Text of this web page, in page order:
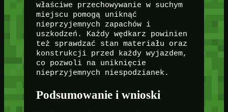
właściwe przechowywanie w suchym
miejscu pomogą uniknąć
nieprzyjemnych zapachów i
uszkodzeń. Każdy wędkarz powinien
też sprawdzać stan materiału oraz
konstrukcji przed każdy wyjazdem,
co pozwoli na uniknięcie
nieprzyjemnych niespodzianek.
Podsumowanie i wnioski